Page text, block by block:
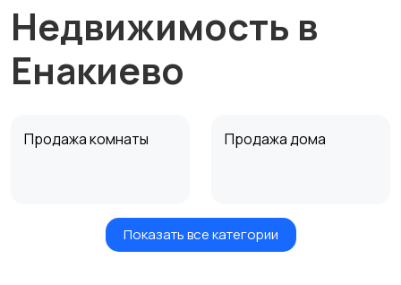
Недвижимость в
Енакиево
Продажа комнаты Продажа дома
Земельные участки
Аренда квартиры
Показать все категории